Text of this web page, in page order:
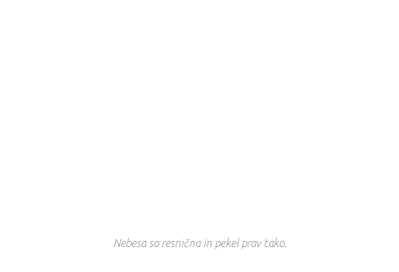
Nebesa so resnična in pekel prav tako.